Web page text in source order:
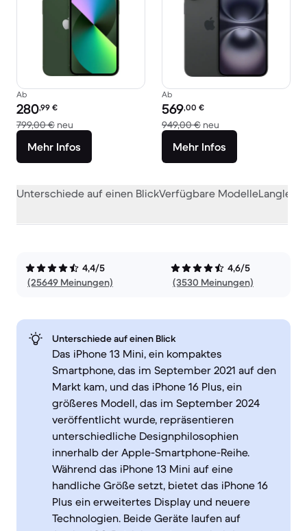
Ab
Preis des erneuerten Produkts:
280,99 €
799,00 € neu Im Vergleich zum Neupreis von 799,00 €
Mehr Infos
Ab
Preis des erneuerten Produkts:
569,00 €
949,00 € neu
Mehr Infos
Unterschiede auf einen BlickVerfügbare Modelle
4,4/5
(25649 Meinungen)
4,6/5
(3530 Meinungen)
Unterschiede auf einen Blick
Das iPhone 13 Mini, ein kompaktes
Smartphone, das im September 2021 auf den
Markt kam, und das iPhone 16 Plus, ein
größeres Modell, das im September 2024
veröffentlicht wurde, repräsentieren
unterschiedliche Designphilosophien
innerhalb der Apple-Smartphone-Reihe.
Während das iPhone 13 Mini auf eine
handliche Größe setzt, bietet das iPhone 16
Plus ein erweitertes Display und neuere
Technologien. Beide Geräte laufen auf